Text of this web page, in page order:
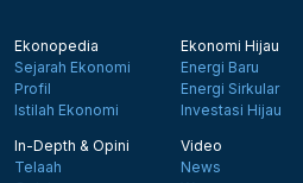
Ekonopedia
Sejarah Ekonomi
Profil
Istilah Ekonomi
Ekonomi Hijau
Energi Baru
Energi Sirkular
Investasi Hijau
In-Depth & Opini
Telaah
Video
News